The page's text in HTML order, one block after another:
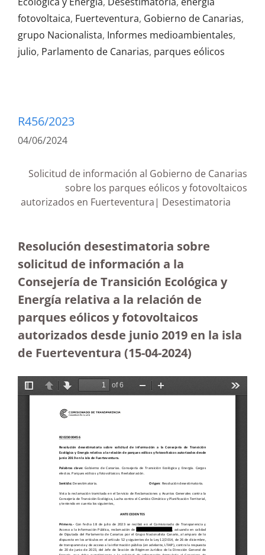
fotovoltaica, Fuerteventura, Gobierno de Canarias,
grupo Nacionalista, Informes medioambientales,
julio, Parlamento de Canarias, parques eólicos
R456/2023
04/06/2024
Solicitud de información al Gobierno de Canarias
sobre los parques eólicos y fotovoltaicos
autorizados en Fuerteventura| Desestimatoria
Resolución desestimatoria sobre
solicitud de información a la
Consejería de Transición Ecológica y
Energía relativa a la relación de
parques eólicos y fotovoltaicos
autorizados desde junio 2019 en la isla
de Fuerteventura (15-04-2024)